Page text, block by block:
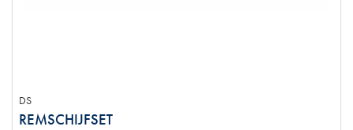
DS
REMSCHIJFSET